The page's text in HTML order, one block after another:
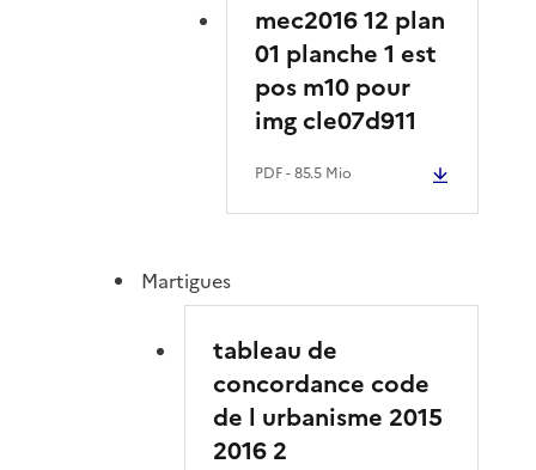
mec2016 12 plan
01 planche 1 est
pos m10 pour
img cle07d911
PDF- 85.5 Mio
Martigues
tableau de
concordance code
de l urbanisme 2015
2016 2